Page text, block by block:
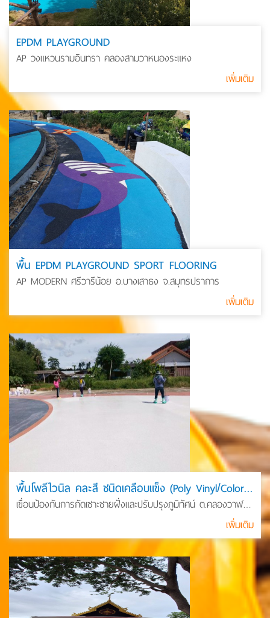
EPDM PLAYGROUND
AP วงแหวนรามอินทรา คลองสามวาหนองระแหง
เพิ่มเติม
พื้น EPDM PLAYGROUND SPORT FLOORING
AP MODERN ศรีวารีน้อย อ.บางเสาธง จ.สมุทรปราการ
เพิ่มเติม
พื้นโพลีไวนิล คละสี ชนิดเคลือบแข็ง (Poly Vinyl/Color Flake)
เขื่อนป้องกันการกัดเซาะชายฝั่งและปรับปรุงภูมิทัศน์ ต.คลองวาฬ
เพิ่มเติม